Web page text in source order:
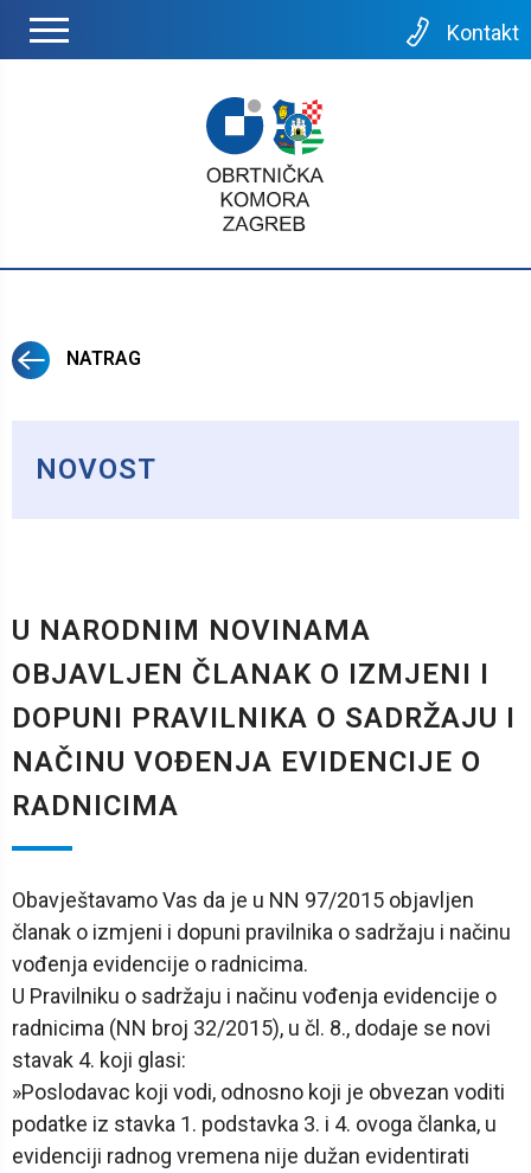
Kontakt
NATRAG
NOVOST
U NARODNIM NOVINAMA
OBJAVLJEN ČLANAK O IZMJENI I
DOPUNI PRAVILNIKA O SADRŽAJU I
NAČINU VOĐENJA EVIDENCIJE O
RADNICIMA
Obavještavamo Vas da je u NN 97/2015 objavljen
članak o izmjeni i dopuni pravilnika o sadržaju i načinu
vođenja evidencije o radnicima.
U Pravilniku o sadržaju i načinu vođenja evidencije o
radnicima (NN broj 32/2015), u čl. 8., dodaje se novi
stavak 4. koji glasi:
»Poslodavac koji vodi, odnosno koji je obvezan voditi
podatke iz stavka 1. podstavka 3. i 4. ovoga članka, u
evidenciji radnog vremena nije dužan evidentirati